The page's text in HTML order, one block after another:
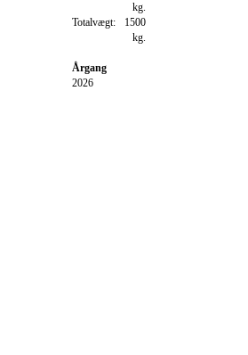
kg.
Totalvægt:
1500
kg.
Årgang
2026